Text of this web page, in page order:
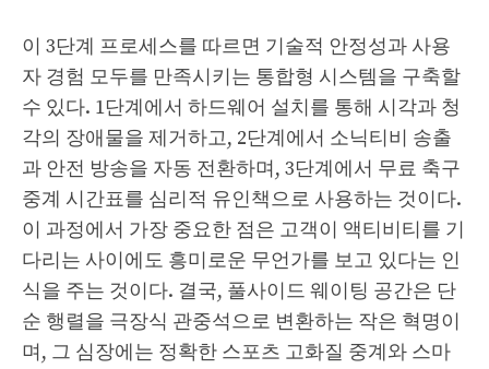
이 3단계 프로세스를 따르면 기술적 안정성과 사용
자 경험 모두를 만족시키는 통합형 시스템을 구축할
수 있다. 1단계에서 하드웨어 설치를 통해 시각과 청
각의 장애물을 제거하고, 2단계에서 소닉티비 송출
과 안전 방송을 자동 전환하며, 3단계에서 무료 축구
중계 시간표를 심리적 유인책으로 사용하는 것이다.
이 과정에서 가장 중요한 점은 고객이 액티비티를 기
다리는 사이에도 흥미로운 무언가를 보고 있다는 인
식을 주는 것이다. 결국, 풀사이드 웨이팅 공간은 단
순 행렬을 극장식 관중석으로 변환하는 작은 혁명이
며, 그 심장에는 정확한 스포츠 고화질 중계와 스마